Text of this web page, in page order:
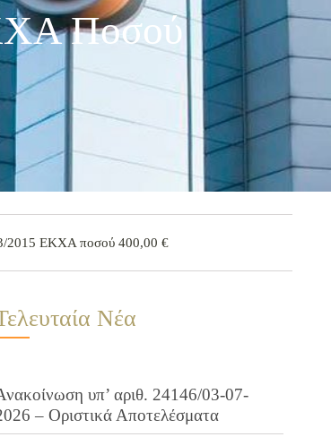
Ποσού
2015 ΕΚΧΑ ποσού 400,00 €
Νέα
υπ’ αριθ. 24146/03-07-
– Οριστικά Αποτελέσματα